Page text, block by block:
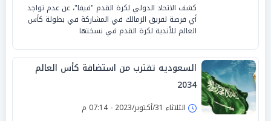
كشف الاتحاد الدولي لكرة القدم "فيفا"، عن عدم تواجد
أي فرصة لفريق الزمالك في المشاركة في بطولة كأس
العالم للأندية لكرة القدم في نسختها
السعوديه تقترب من استضافة كأس العالم
2034
الثلاثاء 31/أكتوبر/2023 - 07:14 م